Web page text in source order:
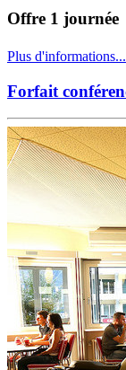
Offre 1 journée
Plus d'informations...
Forfait